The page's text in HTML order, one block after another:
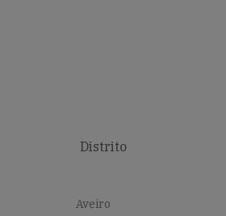
Distrito
Aveiro